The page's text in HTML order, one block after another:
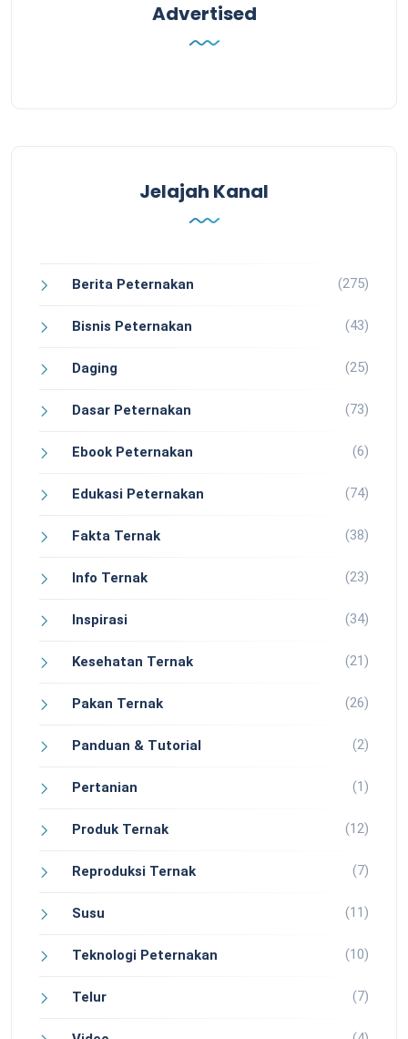
Advertised
Jelajah Kanal
Berita Peternakan (275)
Bisnis Peternakan (43)
Daging (25)
Dasar Peternakan (73)
Ebook Peternakan (6)
Edukasi Peternakan (74)
Fakta Ternak (38)
Info Ternak (23)
Inspirasi (34)
Kesehatan Ternak (21)
Pakan Ternak (26)
Panduan & Tutorial (2)
Pertanian (1)
Produk Ternak (12)
Reproduksi Ternak (7)
Susu (11)
Teknologi Peternakan (10)
Telur (7)